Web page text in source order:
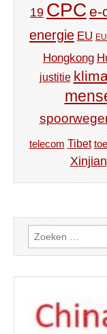
19 CPC e-
energie EU
Hongkong
justitie
telecom Tibet
Zoeken
naar: